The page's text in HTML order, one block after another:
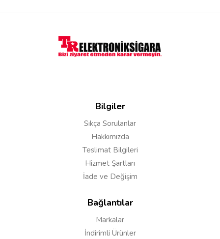
Bilgiler
Sıkça Sorulanlar
Hakkımızda
Teslimat Bilgileri
Hizmet Şartları
İade ve Değişim
Bağlantılar
Markalar
İndirimli Ürünler